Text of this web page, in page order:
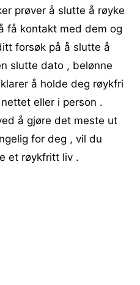
prøver å slutte å røyke
få kontakt med dem og
forsøk på å slutte å
slutte dato , belønne
å holde deg røykfri
eller i person .
å gjøre det meste ut
for deg , vil du
et røykfritt liv .